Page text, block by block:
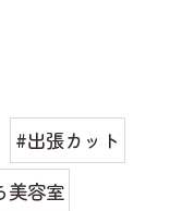
#出張カット
美容室